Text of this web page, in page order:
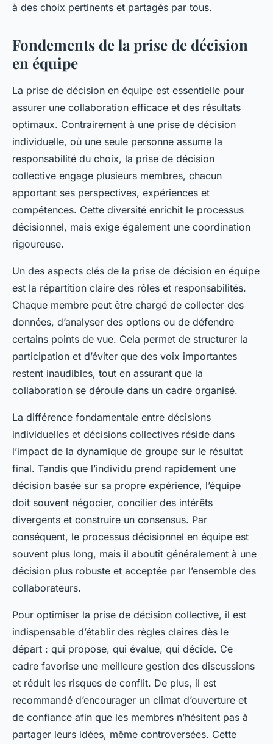
à des choix pertinents et partagés par tous.
Fondements de la prise de décision
en équipe
La prise de décision en équipe est essentielle pour
assurer une collaboration efficace et des résultats
optimaux. Contrairement à une prise de décision
individuelle, où une seule personne assume la
responsabilité du choix, la prise de décision
collective engage plusieurs membres, chacun
apportant ses perspectives, expériences et
compétences. Cette diversité enrichit le processus
décisionnel, mais exige également une coordination
rigoureuse.
Un des aspects clés de la prise de décision en équipe
est la répartition claire des rôles et responsabilités.
Chaque membre peut être chargé de collecter des
données, d’analyser des options ou de défendre
certains points de vue. Cela permet de structurer la
participation et d’éviter que des voix importantes
restent inaudibles, tout en assurant que la
collaboration se déroule dans un cadre organisé.
La différence fondamentale entre décisions
individuelles et décisions collectives réside dans
l’impact de la dynamique de groupe sur le résultat
final. Tandis que l’individu prend rapidement une
décision basée sur sa propre expérience, l’équipe
doit souvent négocier, concilier des intérêts
divergents et construire un consensus. Par
conséquent, le processus décisionnel en équipe est
souvent plus long, mais il aboutit généralement à une
décision plus robuste et acceptée par l’ensemble des
collaborateurs.
Pour optimiser la prise de décision collective, il est
indispensable d’établir des règles claires dès le
départ : qui propose, qui évalue, qui décide. Ce
cadre favorise une meilleure gestion des discussions
et réduit les risques de conflit. De plus, il est
recommandé d’encourager un climat d’ouverture et
de confiance afin que les membres n’hésitent pas à
partager leurs idées, même controversées. Cette